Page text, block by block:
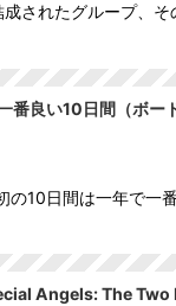
されたグループ、
良い10日間（ボー
の10日間は一年で一
Angels: The Two